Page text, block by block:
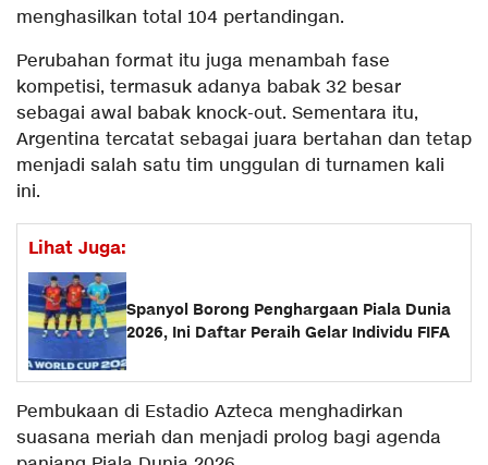
menghasilkan total 104 pertandingan.
Perubahan format itu juga menambah fase
kompetisi, termasuk adanya babak 32 besar
sebagai awal babak knock-out. Sementara itu,
Argentina tercatat sebagai juara bertahan dan tetap
menjadi salah satu tim unggulan di turnamen kali
ini.
Lihat Juga:
Spanyol Borong Penghargaan Piala Dunia
2026, Ini Daftar Peraih Gelar Individu FIFA
Pembukaan di Estadio Azteca menghadirkan
suasana meriah dan menjadi prolog bagi agenda